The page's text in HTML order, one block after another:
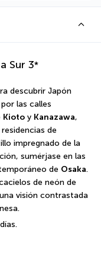
Sur 3*
descubrir Japón
las calles
Kioto y Kanazawa,
de
impregnado de la
sumérjase en las
de Osaka.
visión contrastada